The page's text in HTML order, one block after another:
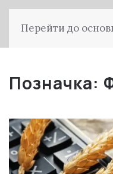
Перейти до
Позначка: